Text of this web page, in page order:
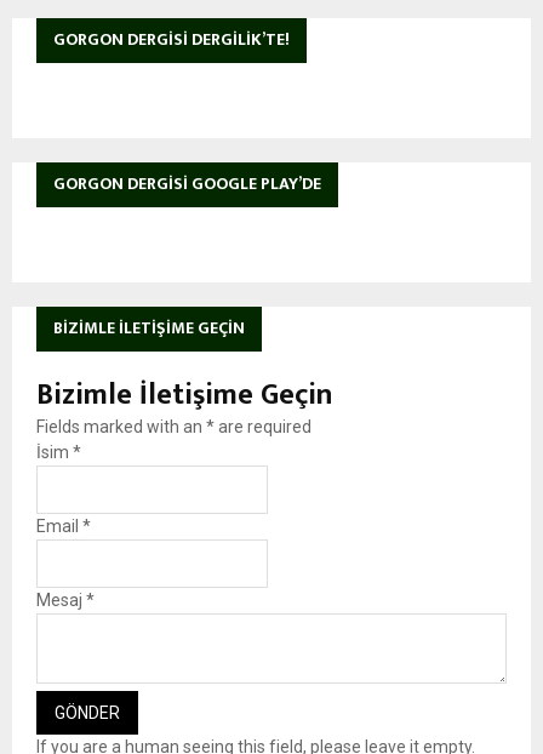
GORGON DERGISI DERGILIK’TE!
GORGON DERGISI GOOGLE PLAY’DE
BIZIMLE İLETIŞIME GEÇIN
Bizimle İletişime Geçin
Fields marked with an *are required
İsim *
Email *
Mesaj *
If you are a human seeing this field, please leave it empty.